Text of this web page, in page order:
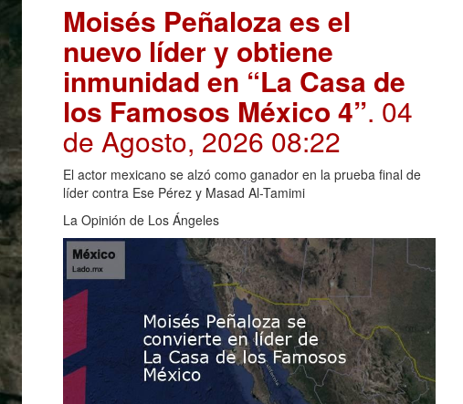
Moisés Peñaloza es el
nuevo líder y obtiene
inmunidad en “La Casa de
los Famosos México 4”. 04
de Agosto, 2026 08:22
El actor mexicano se alzó como ganador en la prueba final de
líder contra Ese Pérez y Masad Al-Tamimi
La Opinión de Los Ángeles